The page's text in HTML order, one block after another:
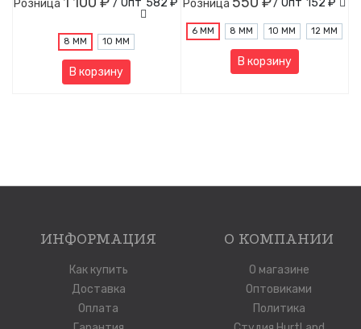
Розница / Опт 582 ₽
8 ММ 10 ММ
В корзину
Розница / Опт 152 ₽
6 ММ 8 ММ 10 ММ 12 ММ
В корзину
ИНФОРМАЦИЯ
Как купить
Доставка
Оплата
О КОМПАНИИ
О магазине
Оптовиками
Политика